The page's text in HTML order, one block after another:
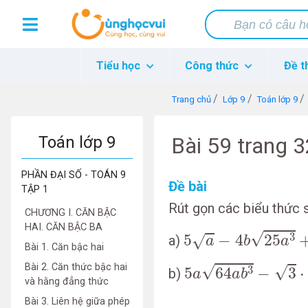
Tiểu học Công thức Đề
Trang chủ Lớp 9 Toán lớp 9
Toán lớp 9
PHẦN ĐẠI SỐ - TOÁN 9
TẬP 1
CHƯƠNG I. CĂN BẬC
HAI. CĂN BẬC BA
Bài 1. Căn bậc hai
Bài 2. Căn thức bậc hai
và hằng đẳng thức
Bài 3. Liên hệ giữa phép
Bài 59 trang
Đề bài
Rút gọn các biểu thức
a) 5√a − 4b√25a3
5 −4 25 3+5a16
b) 5a√64ab3 − √3 ⋅
64ab3− 12a